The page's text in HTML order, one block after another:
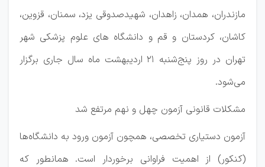
مازندران، همدان، زاهدان، شهیدصدوقی یزد، سمنان، قزوین،
کاشان، کردستان و قم و دانشگاه های علوم پزشکی شهر
تهران در روز پنج‌شنبه ۲۱ اردیبهشت ماه سال جاری برگزار
می‌شود.
مشکلات قانونی آزمون چهل و نهم مرتفع شد
آزمون دستیاری تخصصی، همچون آزمون ورود به دانشگاه‌ها
(کنکور) از اهمیت فراوانی برخوردار است. همانطور که